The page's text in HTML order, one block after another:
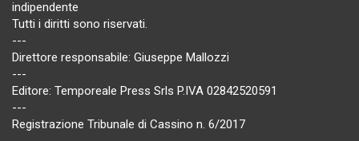
indipendente
Tutti i diritti sono riservati.
---
Direttore responsabile: Giuseppe Mallozzi
---
Editore: Temporeale Press Srls P.IVA 02842520591
---
Registrazione Tribunale di Cassino n. 6/2017